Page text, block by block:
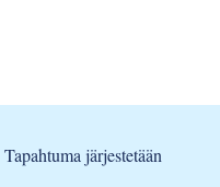
Tapahtuma järjestetään